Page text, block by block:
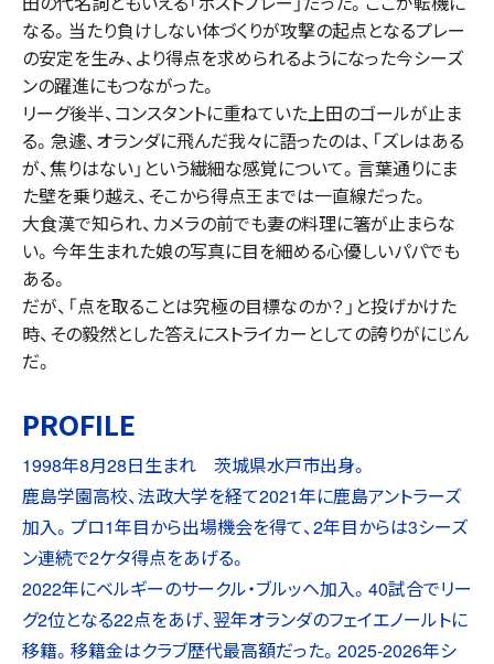
なる。当たり負けしない体づくりが攻撃の起点となるプレー
の安定を生み、より得点を求められるようになった今シーズ
ンの躍進にもつながった。
リーグ後半、コンスタントに重ねていた上田のゴールが止ま
る。急遽、オランダに飛んだ我々に語ったのは、「ズレはある
が、焦りはない」という繊細な感覚について。言葉通りにま
た壁を乗り越え、そこから得点王までは一直線だった。
大食漢で知られ、カメラの前でも妻の料理に箸が止まらな
い。今年生まれた娘の写真に目を細める心優しいパパでも
ある。
だが、「点を取ることは究極の目標なのか？」と投げかけた
時、その毅然とした答えにストライカーとしての誇りがにじん
だ。
PROFILE
1998年8月28日生まれ 茨城県水戸市出身。
鹿島学園高校、法政大学を経て2021年に鹿島アントラーズ
加入。プロ1年目から出場機会を得て、2年目からは3シーズ
ン連続で2ケタ得点をあげる。
2022年にベルギーのサークル・ブルッヘ加入。40試合でリー
グ2位となる22点をあげ、翌年オランダのフェイエノールトに
移籍。移籍金はクラブ歴代最高額だった。2025-2026年シ